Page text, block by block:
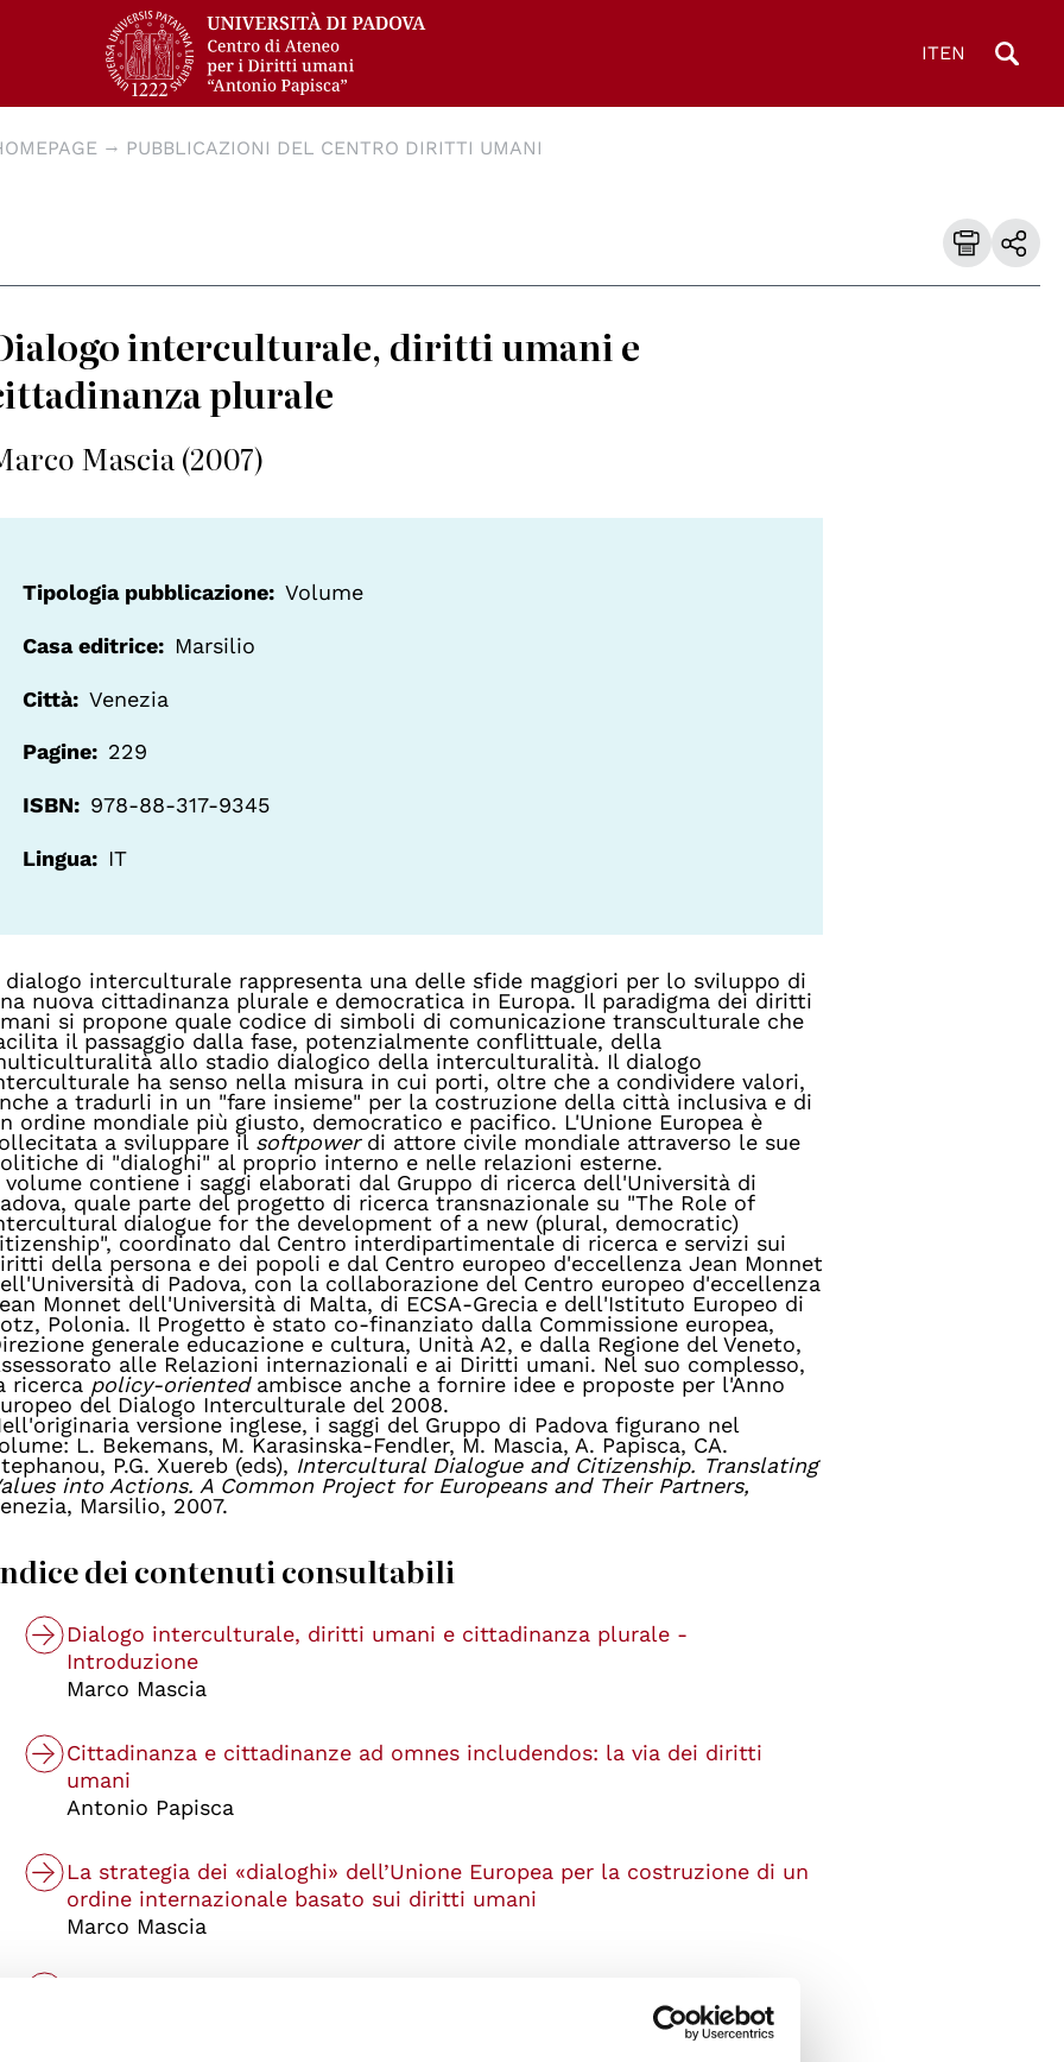
ITEN
PUBBLICAZIONI DEL CENTRO DIRITTI UMANI
interculturale, diritti umani e
plurale
Mascia (2007)
Tipologia pubblicazione Volume
Casa editrice Marsilio
Città Venezia
Pagine 229
ISBN 978-88-317-9345
Lingua IT
dialogo interculturale rappresenta una delle sfide maggiori per lo sviluppo di
nuova cittadinanza plurale e democratica in Europa. Il paradigma dei diritti
si propone quale codice di simboli di comunicazione transculturale che
il passaggio dalla fase, potenzialmente conflittuale, della
allo stadio dialogico della interculturalità. Il dialogo
ha senso nella misura in cui porti, oltre che a condividere valori,
a tradurli in un "fare insieme" per la costruzione della città inclusiva e di
ordine mondiale più giusto, democratico e pacifico. L'Unione Europea è
a sviluppare il softpower di attore civile mondiale attraverso le sue
di "dialoghi" al proprio interno e nelle relazioni esterne.
volume contiene i saggi elaborati dal Gruppo di ricerca dell'Università di
quale parte del progetto di ricerca transnazionale su "The Role of
dialogue for the development of a new (plural, democratic)
coordinato dal Centro interdipartimentale di ricerca e servizi sui
della persona e dei popoli e dal Centro europeo d'eccellenza Jean Monnet
di Padova, con la collaborazione del Centro europeo d'eccellenza
Monnet dell'Università di Malta, di ECSA-Grecia e dell'Istituto Europeo di
Polonia. Il Progetto è stato co-finanziato dalla Commissione europea,
generale educazione e cultura, Unità A2, e dalla Regione del Veneto,
alle Relazioni internazionali e ai Diritti umani. Nel suo complesso,
ricerca policy-oriented ambisce anche a fornire idee e proposte per l'Anno
del Dialogo Interculturale del 2008.
versione inglese, i saggi del Gruppo di Padova figurano nel
L. Bekemans, M. Karasinska-Fendler, M. Mascia, A. Papisca, CA.
P.G. Xuereb (eds), Intercultural Dialogue and Citizenship. Translating
into Actions. A Common Project for Europeans and Their Partners,
Marsilio, 2007.
dei contenuti consultabili
Dialogo interculturale, diritti umani e cittadinanza plurale -
Introduzione
Marco Mascia
Cittadinanza e cittadinanze ad omnes includendos: la via dei diritti
umani
Antonio Papisca
La strategia dei «dialoghi» dell’Unione Europea per la costruzione di un
ordine internazionale basato sui diritti umani
Marco Mascia